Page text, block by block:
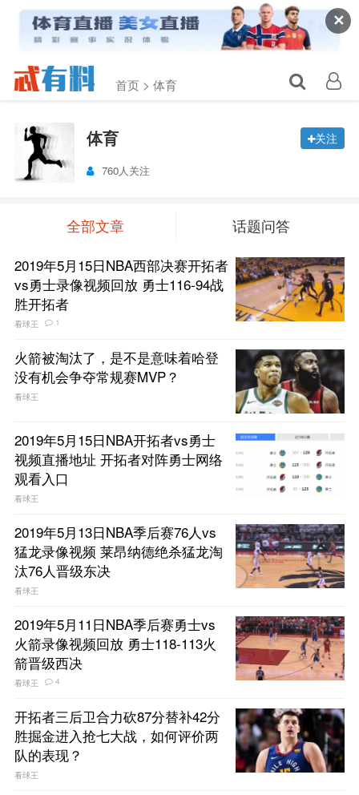
✕
首页 > 体育
体育
760人关注
关注
全部文章
话题问答
2019年5月15日NBA西部决赛开拓者
vs勇士录像视频回放 勇士116-94战
胜开拓者
看球王 1
火箭被淘汰了，是不是意味着哈登
没有机会争夺常规赛MVP？
看球王
2019年5月15日NBA开拓者vs勇士
视频直播地址 开拓者对阵勇士网络
观看入口
看球王
2019年5月13日NBA季后赛76人vs
猛龙录像视频 莱昂纳德绝杀猛龙淘
汰76人晋级东决
看球王
2019年5月11日NBA季后赛勇士vs
火箭录像视频回放 勇士118-113火
箭晋级西决
看球王 4
开拓者三后卫合力砍87分替补42分
胜掘金进入抢七大战，如何评价两
队的表现？
看球王